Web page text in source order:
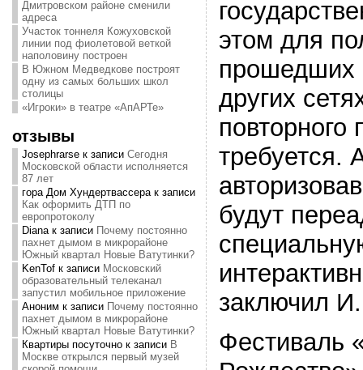
Дмитровском районе сменили
адреса
Участок тоннеля Кожуховской
линии под фиолетовой веткой
наполовину построен
В Южном Медведкове построят
одну из самых больших школ
столицы
«Игроки» в театре «АпАРТе»
отзывы
Josephrarseк записи Сегодня
Московской области исполняется
87 лет
гора Дом Хундертвассерак записи
Как оформить ДТП по
европротоколу
Dianaк записи Почему постоянно
пахнет дымом в микрорайоне
Южный квартал Новые Ватутинки?
KenTofк записи Московский
образовательный телеканал
запустил мобильное приложение
Аноним к записи Почему постоянно
пахнет дымом в микрорайоне
Южный квартал Новые Ватутинки?
Квартиры посуточнок записи В
Москве открылся первый музей
этом для
прошедших
других
требуется.
будут
заключил
Фестиваль